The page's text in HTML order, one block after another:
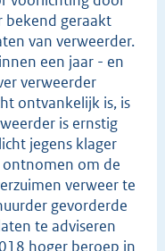
bekend geraakt
van verweerder.
een jaar - en
verweerder
ontvankelijk is, is
is ernstig
jegens klager
om de
verweer te
gevorderde
te adviseren
hoger beroep in